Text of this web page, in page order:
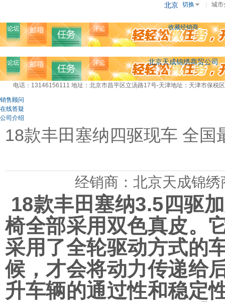
北京 切换 城市
收藏经销商
北京天成锦绣商贸公司
电话：13146156111 地址：北京市昌平区立汤路17号-天津地址：天津市保税
销售顾问
在线答疑
公司介绍
18款丰田塞纳四驱现车 全国
经销商：北京天成锦绣
18款丰田塞纳3.5四驱
椅全部采用双色真皮。
采用了全轮驱动方式的
候，才会将动力传递给
升车辆的通过性和稳定